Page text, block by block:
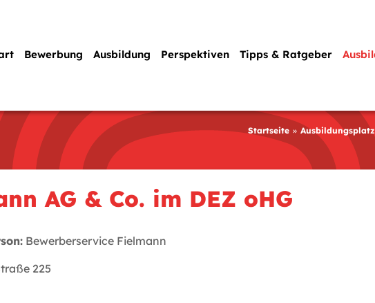
Bewerbung Ausbildung Perspektiven Tipps & Ratgeber
Startseite
AG & Co. im DEZ oHG
Bewerberservice Fielmann
225